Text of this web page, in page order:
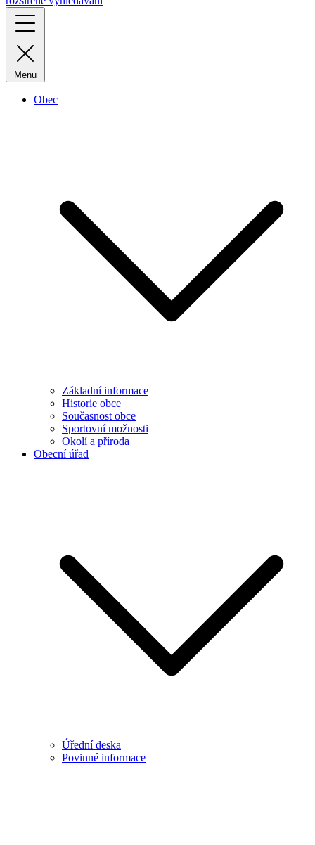
Menu
Obec
Základní informace
Historie obce
Současnost obce
Sportovní možnosti
Okolí a příroda
Obecní úřad
Úřední deska
Povinné informace